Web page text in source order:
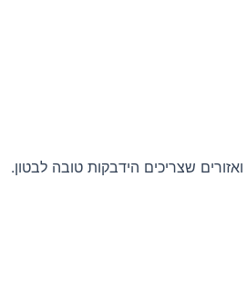
שצריכים הידבקות טובה לבטון.